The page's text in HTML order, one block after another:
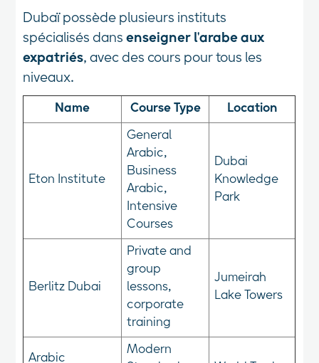
Dubaï possède plusieurs instituts
spécialisés dansenseigner l'arabe aux
expatriés, avec des cours pour tous les
niveaux.
Name Course Type Location
Eton Institute
General
Arabic,
Business
Arabic,
Intensive
Courses
Dubai
Knowledge
Park
Berlitz Dubai
Private and
group
lessons,
corporate
training
Jumeirah
Lake Towers
Arabic
Modern